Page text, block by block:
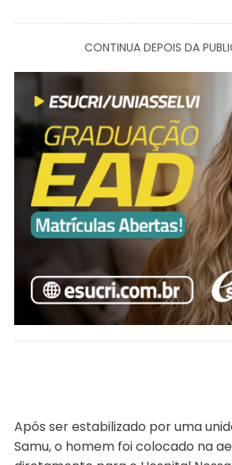
CONTINUA DEPOIS DA
Após ser estabilizado por uma
Samu, o homem foi colocado na